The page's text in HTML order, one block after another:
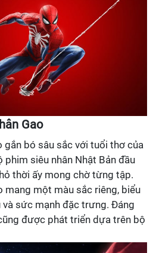
Gao
gắn bó sâu sắc với tuổi thơ của
phim siêu nhân Nhật Bản đầu
thời ấy mong chờ từng tập.
mang một màu sắc riêng, biểu
sức mạnh đặc trưng. Đáng
được phát triển dựa trên bộ